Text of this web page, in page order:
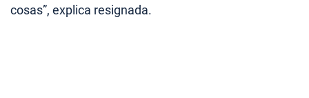
cosas”, explica resignada.